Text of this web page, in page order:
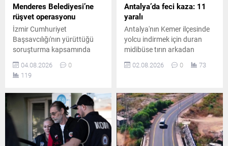
Menderes Belediyesi’ne
rüşvet operasyonu
İzmir Cumhuriyet
Başsavcılığı'nın yürüttüğü
soruşturma kapsamında
Menderes Belediyesi'ne
operasyon düzenlendi.
Belediye Başkanı İlkay
bulunduğu 13 şüpheli
gözaltına alındı.
04.08.2026
0
119
Antalya’da feci kaza: 11
yaralı
Antalya'nın Kemer ilçesinde
yolcu indirmek için duran
midibüse tırın arkadan
çarpması sonucu meydana
gelen kazada 11 kişi
hastaneye kaldırılırken
trafikte aksamalar yaşandı.
02.08.2026 0 73